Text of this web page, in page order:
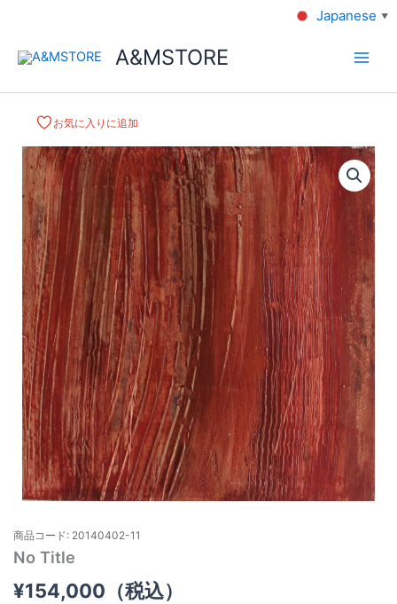
A&MSTORE
お気に入りに追加
商品コード: 20140402-11
No Title
¥154,000 （税込）
Japanese ▼